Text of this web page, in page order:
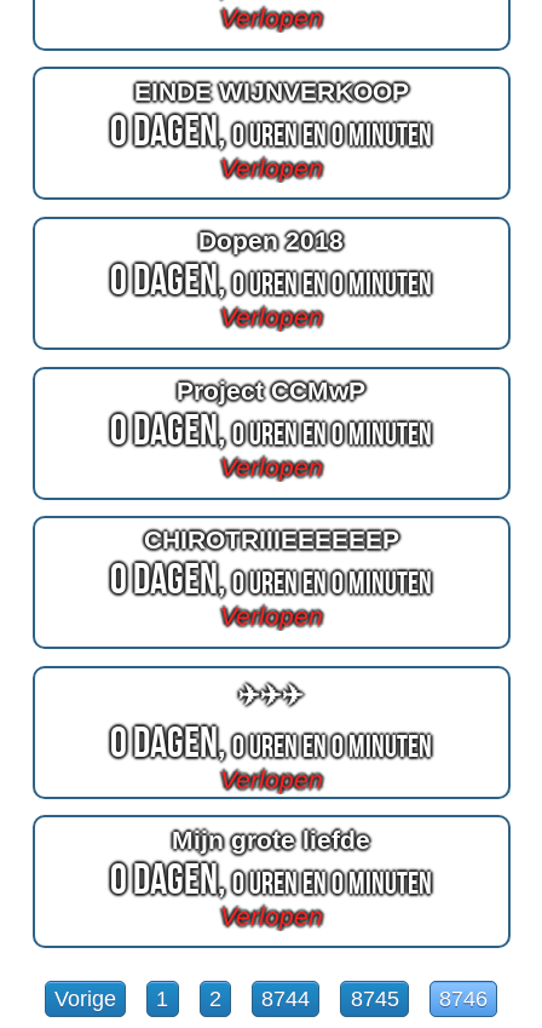
Verlopen
EINDE WIJNVERKOOP
0 Dagen,0 Uren en 0 Minuten
Verlopen
Dopen 2018
0 Dagen,0 Uren en 0 Minuten
Verlopen
Project CCMwP
0 Dagen,0 Uren en 0 Minuten
Verlopen
CHIROTRIIIEEEEEEP
0 Dagen,0 Uren en 0 Minuten
Verlopen
✈️✈️✈️
0 Dagen,0 Uren en 0 Minuten
Verlopen
Mijn grote liefde
0 Dagen,0 Uren en 0 Minuten
Verlopen
Vorige 1 2 8744 8745 8746